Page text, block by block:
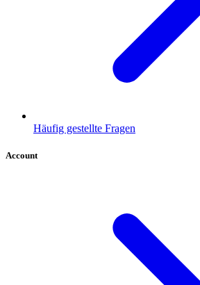
Häufig gestellte Fragen
Account